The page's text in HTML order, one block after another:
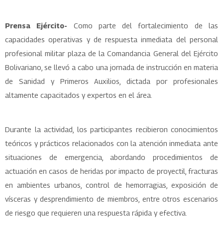
Prensa Ejército- Como parte del fortalecimiento de las
capacidades operativas y de respuesta inmediata del personal
profesional militar plaza de la Comandancia General del Ejército
Bolivariano, se llevó a cabo una jornada de instrucción en materia
de Sanidad y Primeros Auxilios, dictada por profesionales
altamente capacitados y expertos en el área.
Durante la actividad, los participantes recibieron conocimientos
teóricos y prácticos relacionados con la atención inmediata ante
situaciones de emergencia, abordando procedimientos de
actuación en casos de heridas por impacto de proyectil, fracturas
en ambientes urbanos, control de hemorragias, exposición de
vísceras y desprendimiento de miembros, entre otros escenarios
de riesgo que requieren una respuesta rápida y efectiva.